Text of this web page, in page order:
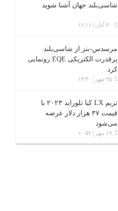
شاسی‌بلند جهان آشنا شوید
۳۰ آبان | ۱۲:۱۱
مرسدس-بنز از شاسی‌بلند
پرقدرت الکتریکی EQE رونمایی
کرد
۲۵ مهر | ۱۳:۳۰
تریم LX کیا تلوراید ۲۰۲۳ با
قیمت ۳۷ هزار دلار عرضه
می‌شود
۱۹ مهر | ۱۰:۵۲